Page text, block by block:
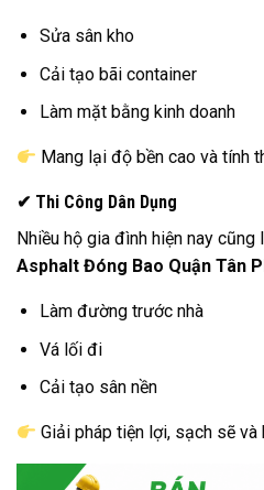
Sửa sân kho
Cải tạo bãi container
Làm mặt bằng kinh doanh
Mang lại độ bền cao và tính
✔ Thi Công Dân Dụng
Nhiều hộ gia đình hiện nay cũng
Asphalt Đóng Bao Quận Tân
Làm đường trước nhà
Vá lối đi
Cải tạo sân nền
Giải pháp tiện lợi, sạch sẽ và